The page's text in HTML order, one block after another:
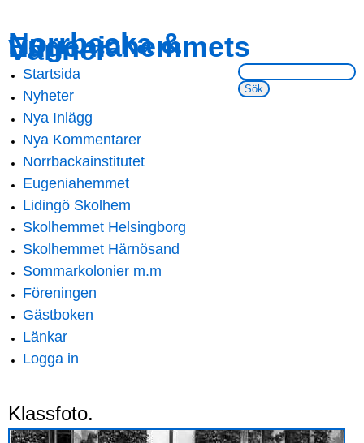
main
content
navigation
Norrbacka &
Eugeniahemmets
Vänner
Sök på webbsidan:
Main menu
Startsida
Nyheter
Nya Inlägg
Nya Kommentarer
Norrbackainstitutet
Eugeniahemmet
Lidingö Skolhem
Skolhemmet Helsingborg
Skolhemmet Härnösand
Sommarkolonier m.m
Föreningen
Gästboken
Länkar
Logga in
Klassfoto.